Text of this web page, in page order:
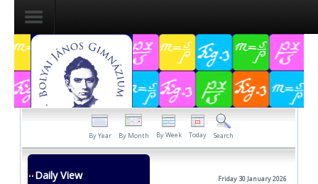
Dokumentumok
Felvételizőknek
By Year By Month By Week Today Search
Daily View Friday 30 January 2026